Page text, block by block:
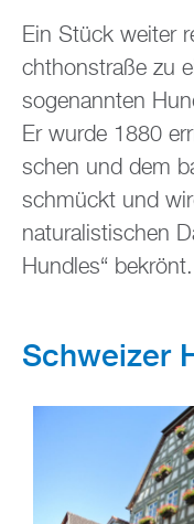
Ein Stück wei­ter
chthon­stra­ße zu
so­ge­nann­ten
Er wurde 1880
schen und dem
schmückt und
na­tu­ra­lis­ti­schen
Hund­les“ be­krönt.
Schwei­zer